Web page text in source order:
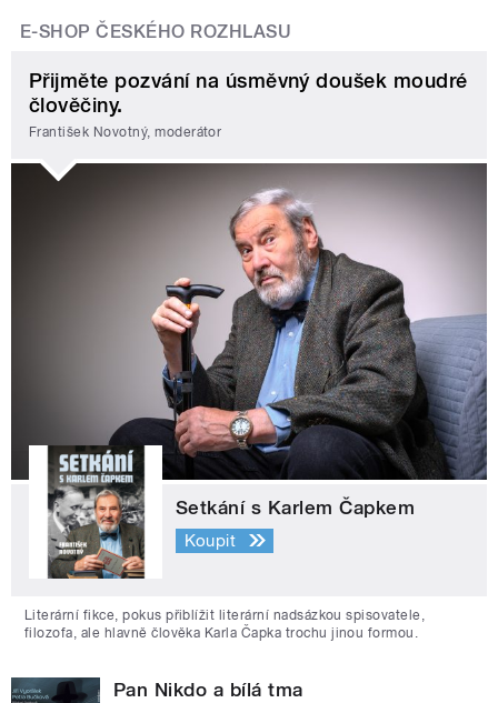
E-SHOP ČESKÉHO ROZHLASU
Přijměte pozvání na úsměvný doušek moudré
člověčiny.
František Novotný, moderátor
Setkání s Karlem Čapkem
Koupit
Literární fikce, pokus přiblížit literární nadsázkou spisovatele,
filozofa, ale hlavně člověka Karla Čapka trochu jinou formou.
Pan Nikdo a bílá tma